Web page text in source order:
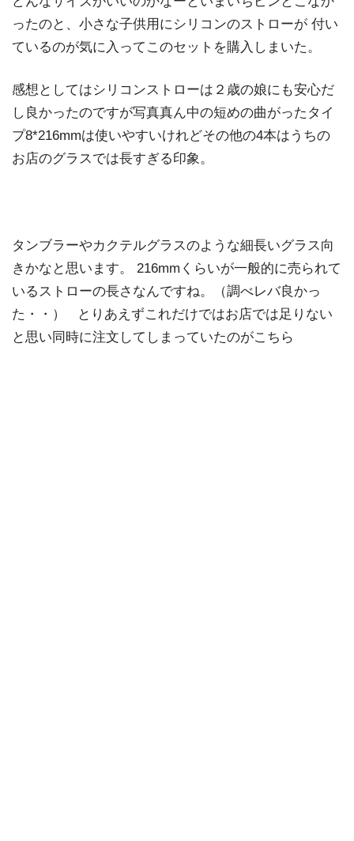
ったのと、小さな子供用にシリコンのストローが 付い
ているのが気に入ってこのセットを購入しまいた。
感想としてはシリコンストローは２歳の娘にも安心だ
し良かったのですが写真真ん中の短めの曲がったタイ
プ8*216mmは使いやすいけれどその他の4本はうちの
お店のグラスでは長すぎる印象。
タンブラーやカクテルグラスのような細長いグラス向
きかなと思います。 216mmくらいが一般的に売られて
いるストローの長さなんですね。（調べレバ良かっ
た・・） とりあえずこれだけではお店では足りない
と思い同時に注文してしまっていたのがこちら